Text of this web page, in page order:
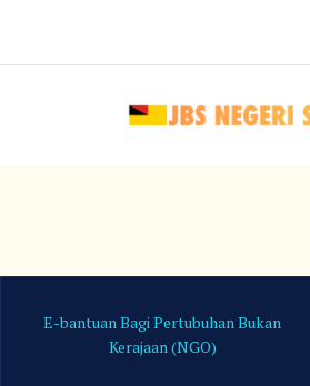
E-bantuan Bagi Pertubuhan Bukan
Kerajaan (NGO)